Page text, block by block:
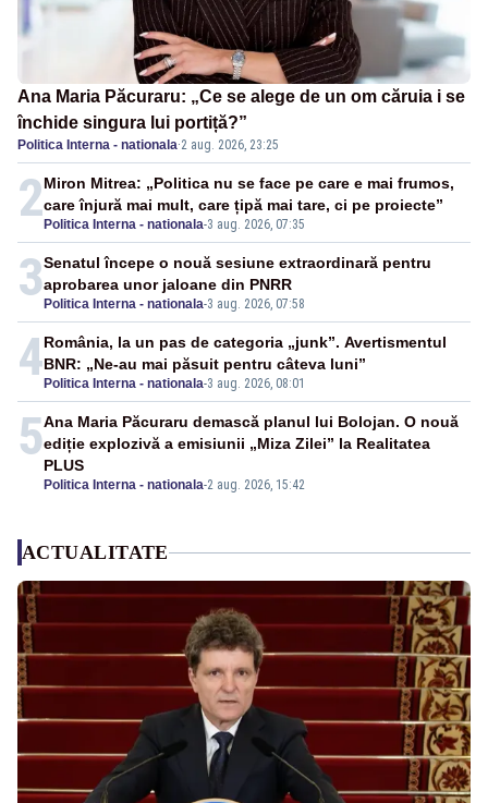
Ana Maria Păcuraru: „Ce se alege de un om căruia i se
închide singura lui portiță?”
Politica Interna - nationala·2 aug. 2026, 23:25
2 Politica Interna - nationala-3 aug. 2026, 07:35
Miron Mitrea: „Politica nu se face pe care e mai frumos,
care înjură mai mult, care țipă mai tare, ci pe proiecte”
3 Politica Interna - nationala-3 aug. 2026, 07:58
Senatul începe o nouă sesiune extraordinară pentru
aprobarea unor jaloane din PNRR
4 Politica Interna - nationala-3 aug. 2026, 08:01
România, la un pas de categoria „junk”. Avertismentul
BNR: „Ne-au mai păsuit pentru câteva luni”
5
Politica Interna - nationala-2 aug. 2026, 15:42
Ana Maria Păcuraru demască planul lui Bolojan. O nouă
ediție explozivă a emisiunii „Miza Zilei” la Realitatea
PLUS
ACTUALITATE